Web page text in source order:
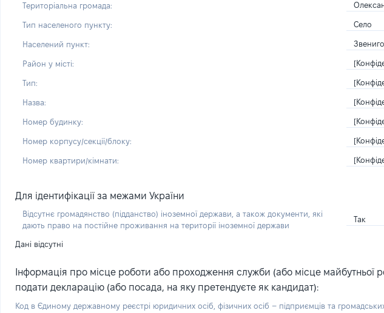
Територіальна громада:
Тип населеного пункту: Село
Населений пункт:
Район у місті:
Тип:
Назва:
Номер будинку:
Номер корпусу/секції/блоку:
Номер квартири/кімнати:
Для ідентифікації за межами України
Відсутнє громадянство (підданство) іноземної держави, а також документи, які
дають право на постійне проживання на території іноземної держави
Так
Дані відсутні
Інформація про місце роботи або проходження служби (або місце майбутньої
подати декларацію (або посада, на яку претендуєте як кандидат):
Код в Єдиному державному реєстрі юридичних осіб, фізичних осіб – підприємців та